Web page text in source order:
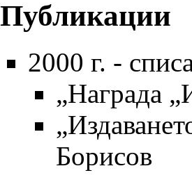
Публикации
2000 г. -
„Награда
„
Борисов